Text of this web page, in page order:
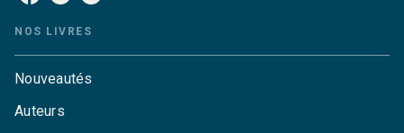
NOS LIVRES
Nouveautés
Auteurs